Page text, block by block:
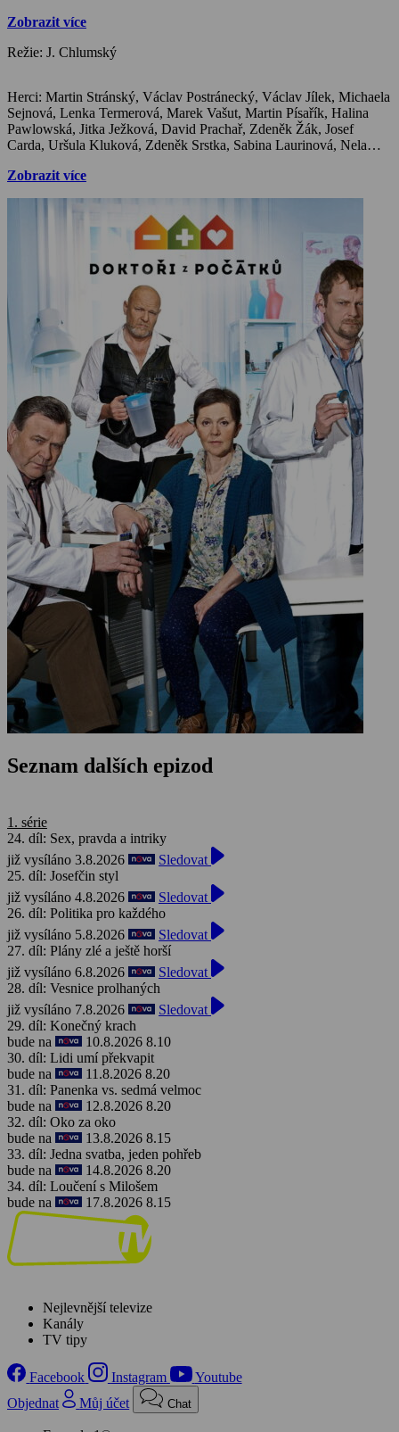
Zobrazit více
Režie: J. Chlumský
Herci: Martin Stránský, Václav Postránecký, Václav Jílek, Michaela Sejnová, Lenka Termerová, Marek Vašut, Martin Písařík, Halina Pawlowská, Jitka Ježková, David Prachař, Zdeněk Žák, Josef Carda, Uršula Kluková, Zdeněk Srstka, Sabina Laurinová, Nela Boudová, Zdeněk Piškula, Zdeněk Dušek, Pavlína Mourková, Petr Franěk, Jakub Kohák, Josef Láska, Milan Slepička, Zdena Herfortová, Gustav Bubník, Lumír Tuček, Roman Havelka, Lenka Švejdová, Roman Tomeš, Andrej Lekeš, Jindřich Kout, Anna Polcarová, Simona Prasková, Martin Šverma, Martin Simandl, Naďa Konvalinková, Josef Dvořák, Iva Janžurová, Kateřina Bláhová, Dagmar Křížová, Martin Preiss,
Zobrazit více
Seznam dalších epizod
1. série
24. díl: Sex, pravda a intriky
již vysíláno 3.8.2026
Sledovat
25. díl: Josefčin styl
již vysíláno 4.8.2026
Sledovat
26. díl: Politika pro každého
již vysíláno 5.8.2026
Sledovat
27. díl: Plány zlé a ještě horší
již vysíláno 6.8.2026
Sledovat
28. díl: Vesnice prolhaných
již vysíláno 7.8.2026
Sledovat
29. díl: Konečný krach
bude na
10.8.2026 8.10
30. díl: Lidi umí překvapit
bude na
11.8.2026 8.20
31. díl: Panenka vs. sedmá velmoc
bude na
12.8.2026 8.20
32. díl: Oko za oko
bude na
13.8.2026 8.15
33. díl: Jedna svatba, jeden pohřeb
bude na
14.8.2026 8.20
34. díl: Loučení s Milošem
bude na
17.8.2026 8.15
Nejlevnější televize
Kanály
TV tipy
Facebook Instagram
Youtube
Objednat
Můj účet Chat